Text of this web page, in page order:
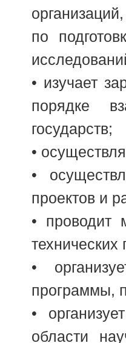
по
• изучает
порядке
государств;
•
•
проектов и
• проводит
•
программы,
•
области